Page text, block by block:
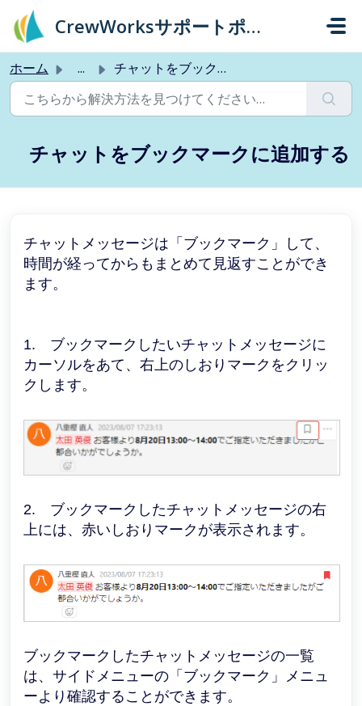
メインコンテンツに移動
CrewWorksサポートポータル
ホーム ... チャットをブックマークに追加する
チャットをブックマークに追加する
チャットメッセージは「ブックマーク」して、
時間が経ってからもまとめて見返すことができ
ます。
1. ブックマークしたいチャットメッセージに
カーソルをあて、右上のしおりマークをクリッ
クします。
2. ブックマークしたチャットメッセージの右
上には、赤いしおりマークが表示されます。
ブックマークしたチャットメッセージの一覧
は、サイドメニューの「ブックマーク」メニュ
ーより確認することができます。